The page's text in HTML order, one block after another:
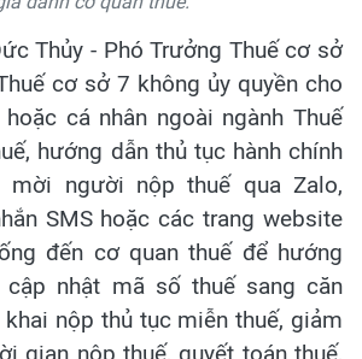
Thủy - Phó Trưởng Thuế cơ sở
cơ sở 7 không ủy quyền cho
cá nhân ngoài ngành Thuế
hướng dẫn thủ tục hành chính
mời người nộp thuế qua Zalo,
SMS hoặc các trang website
đến cơ quan thuế để hướng
cập nhật mã số thuế sang căn
nộp thủ tục miễn thuế, giảm